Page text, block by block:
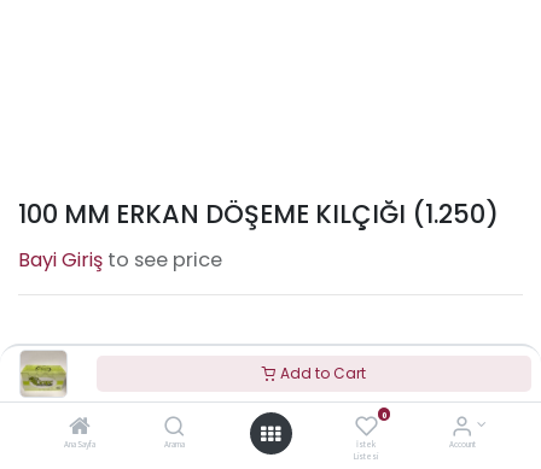
Add to Cart
Ana Sayfa Arama
0
İstek
Listesi
Account
100 MM ERKAN DÖŞEME KILÇIĞI (1.250)
to see price
Terms and Conditions
100% Original Free Delivery